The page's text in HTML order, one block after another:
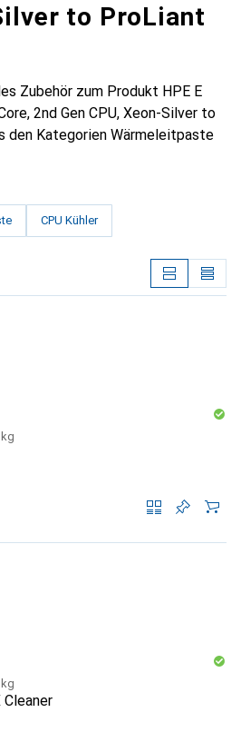
to ProLiant
Zubehör zum Produkt HPE E
2nd Gen CPU, Xeon-Silver to
den Kategorien Wärmeleitpaste
CPU Kühler